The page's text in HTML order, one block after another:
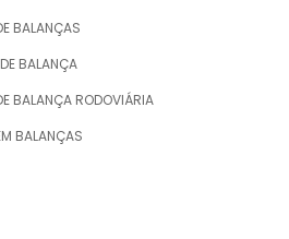
PREÇO
CALIBRAÇÃO DE BALANÇAS
BALANÇAS
BALANÇA
BALANÇA RODOVIÁRIA
BALANÇAS